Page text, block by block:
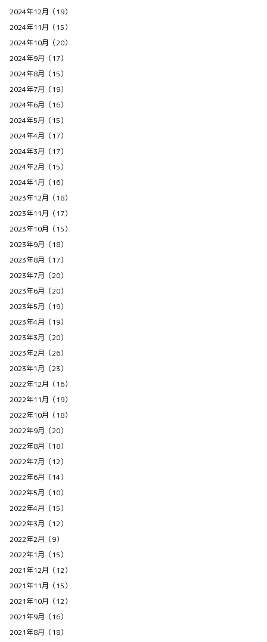
2024年12月（19）
2024年11月（15）
2024年10月（20）
2024年9月（17）
2024年8月（15）
2024年7月（19）
2024年6月（16）
2024年5月（15）
2024年4月（17）
2024年3月（17）
2024年2月（15）
2024年1月（16）
2023年12月（18）
2023年11月（17）
2023年10月（15）
2023年9月（18）
2023年8月（17）
2023年7月（20）
2023年6月（20）
2023年5月（19）
2023年4月（19）
2023年3月（20）
2023年2月（26）
2023年1月（23）
2022年12月（16）
2022年11月（19）
2022年10月（18）
2022年9月（20）
2022年8月（18）
2022年7月（12）
2022年6月（14）
2022年5月（10）
2022年4月（15）
2022年3月（12）
2022年2月（9）
2022年1月（15）
2021年12月（12）
2021年11月（15）
2021年10月（12）
2021年9月（16）
2021年8月（18）